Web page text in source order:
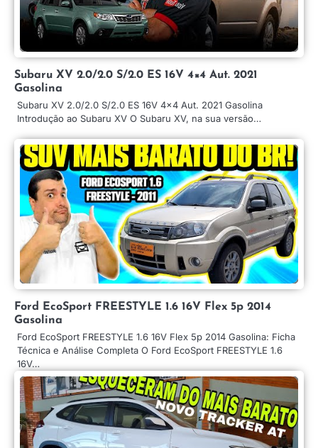
Subaru XV 2.0/2.0 S/2.0 ES 16V 4×4 Aut. 2021
Gasolina
Subaru XV 2.0/2.0 S/2.0 ES 16V 4×4 Aut. 2021 Gasolina
Introdução ao Subaru XV O Subaru XV, na sua versão…
Ford EcoSport FREESTYLE 1.6 16V Flex 5p 2014
Gasolina
Ford EcoSport FREESTYLE 1.6 16V Flex 5p 2014 Gasolina: Ficha
Técnica e Análise Completa O Ford EcoSport FREESTYLE 1.6
16V…